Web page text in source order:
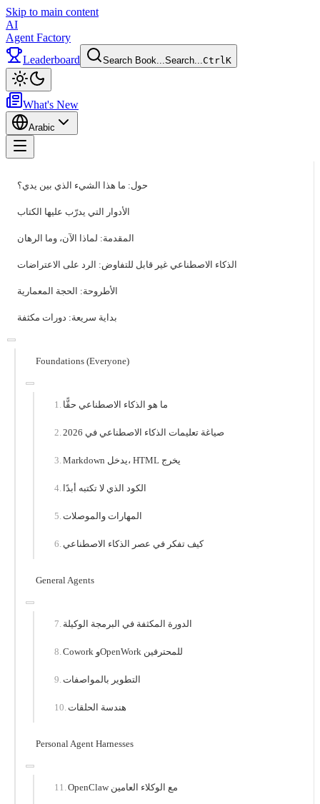
Skip to main content
AI
Agent Factory
Leaderboard
Search Book...Search...CtrlK
What's New
Arabic
حول: ما هذا الشيء الذي بين يدي؟
الأدوار التي يدرّب عليها الكتاب
المقدمة: لماذا الآن، وما الرهان
الذكاء الاصطناعي غير قابل للتفاوض: الرد على الاعتراضات
الأطروحة: الحجة المعمارية
بداية سريعة: دورات مكثفة
Foundations (Everyone)
ما هو الذكاء الاصطناعي حقًّا
صياغة تعليمات الذكاء الاصطناعي في 2026
Markdown يدخل، HTML يخرج
الكود الذي لا تكتبه أبدًا
المهارات والموصلات
كيف تفكر في عصر الذكاء الاصطناعي
General Agents
الدورة المكثفة في البرمجة الوكيلة
Cowork وOpenWork للمحترفين
التطوير بالمواصفات
هندسة الحلقات
Personal Agent Harnesses
OpenClaw مع الوكلاء العامين